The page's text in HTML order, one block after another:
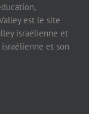
est le site
israélienne et
et son